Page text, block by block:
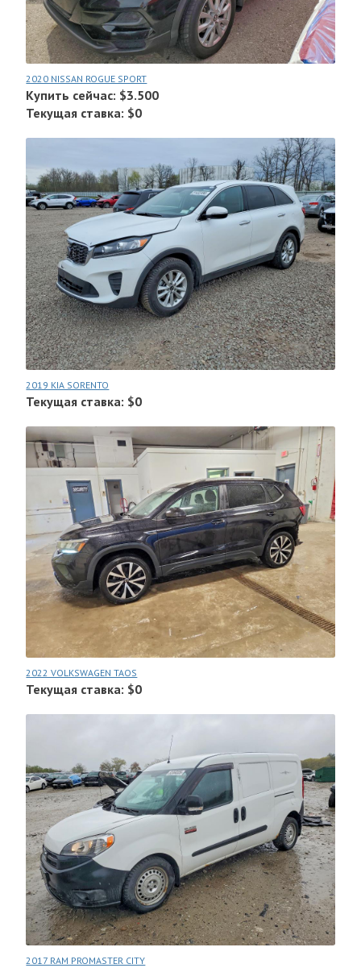
2020 NISSAN ROGUE SPORT
Купить сейчас: $3.500
Текущая ставка: $0
2019 KIA SORENTO
Текущая ставка: $0
2022 VOLKSWAGEN TAOS
Текущая ставка: $0
2017 RAM PROMASTER CITY